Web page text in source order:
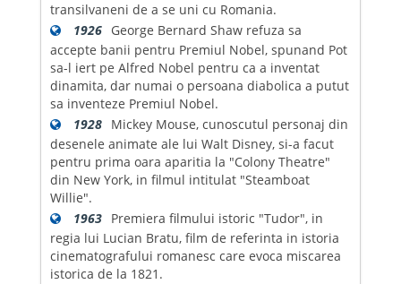
transilvaneni de a se uni cu Romania.
1926 George Bernard Shaw refuza sa
accepte banii pentru Premiul Nobel, spunand Pot
sa-l iert pe Alfred Nobel pentru ca a inventat
dinamita, dar numai o persoana diabolica a putut
sa inventeze Premiul Nobel.
1928 Mickey Mouse, cunoscutul personaj din
desenele animate ale lui Walt Disney, si-a facut
pentru prima oara aparitia la "Colony Theatre"
din New York, in filmul intitulat "Steamboat
Willie".
1963 Premiera filmului istoric "Tudor", in
regia lui Lucian Bratu, film de referinta in istoria
cinematografului romanesc care evoca miscarea
istorica de la 1821.